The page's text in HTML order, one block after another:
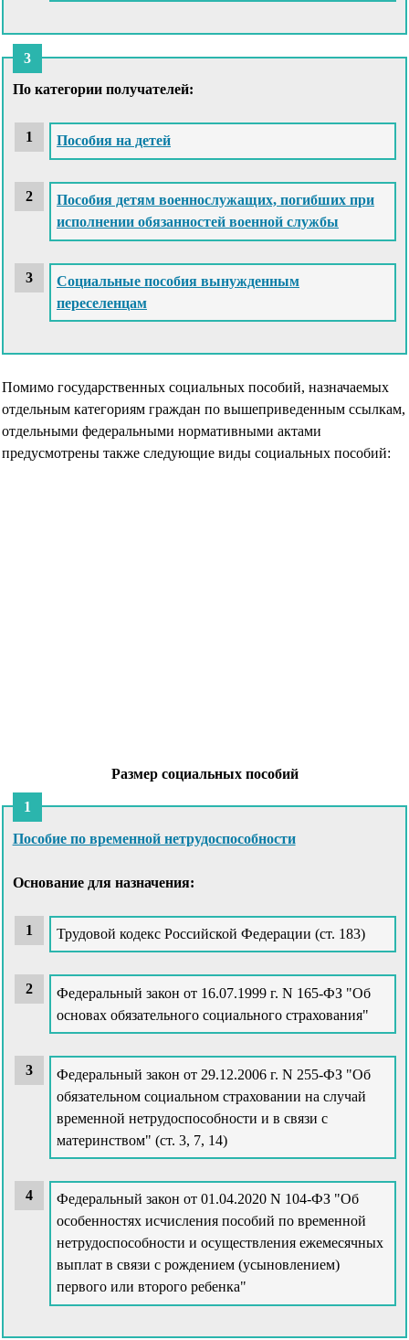
По категории получателей:
Пособия на детей
Пособия детям военнослужащих, погибших при
исполнении обязанностей военной службы
Социальные пособия вынужденным
переселенцам
Помимо государственных социальных пособий, назначаемых
отдельным категориям граждан по вышеприведенным ссылкам,
отдельными федеральными нормативными актами
предусмотрены также следующие виды социальных пособий:
Размер социальных пособий
Пособие по временной нетрудоспособности
Основание для назначения:
Трудовой кодекс Российской Федерации (ст. 183)
Федеральный закон от 16.07.1999 г. N 165-ФЗ "Об
основах обязательного социального страхования"
Федеральный закон от 29.12.2006 г. N 255-ФЗ "Об
обязательном социальном страховании на случай
временной нетрудоспособности и в связи с
материнством" (ст. 3, 7, 14)
Федеральный закон от 01.04.2020 N 104-ФЗ "Об
особенностях исчисления пособий по временной
нетрудоспособности и осуществления ежемесячных
выплат в связи с рождением (усыновлением)
первого или второго ребенка"